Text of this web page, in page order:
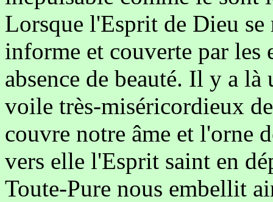
Lorsque l'Esprit de Dieu se
informe et couverte par les
absence de beauté. Il y a
voile très-miséricordieux
couvre notre âme et l'orne
vers elle l'Esprit saint en
Toute-Pure nous embellit